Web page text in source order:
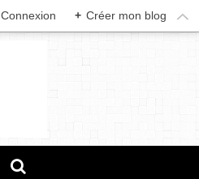
Connexion + Créer mon blog